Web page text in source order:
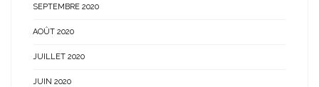
SEPTEMBRE 2020
AOÛT 2020
JUILLET 2020
JUIN 2020